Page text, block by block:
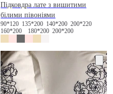
Підковдра лате з вишитими
білими півоніями
90*120 135*200 140*200200*220
160*200
180*200200*200